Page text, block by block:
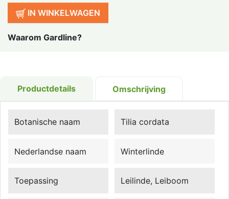
IN WINKELWAGEN
Waarom Gardline?
Productdetails Omschrijving
Botanische naam Tilia cordata
Nederlandse naam Winterlinde
Toepassing Leilinde, Leiboom